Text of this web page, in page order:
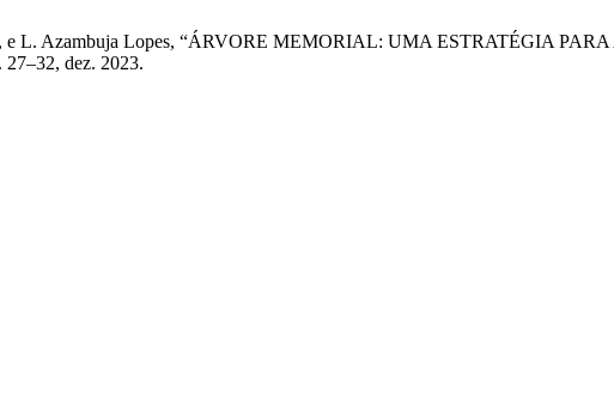
e L. Azambuja Lopes, “ÁRVORE MEMORIAL: UMA ESTRATÉGIA
27–32, dez. 2023.